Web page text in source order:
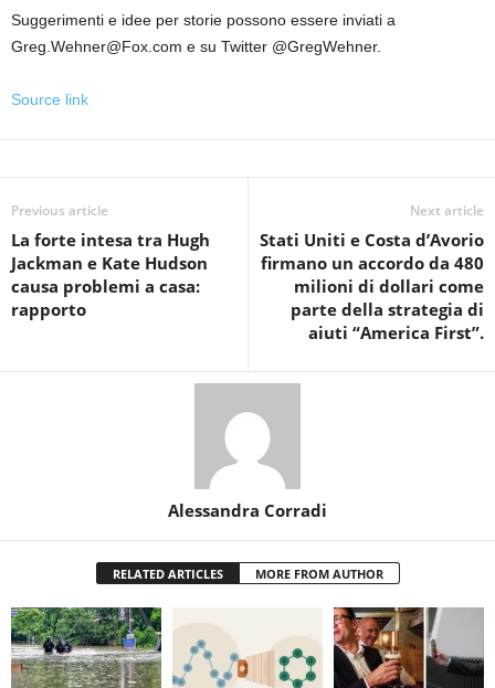
Suggerimenti e idee per storie possono essere inviati a
Greg.Wehner@Fox.com e su Twitter @GregWehner.
Source link
Previous article
La forte intesa tra Hugh
Jackman e Kate Hudson
causa problemi a casa:
rapporto
Next article
Stati Uniti e Costa d’Avorio
firmano un accordo da 480
milioni di dollari come
parte della strategia di
aiuti “America First”.
Alessandra Corradi
RELATED ARTICLES MORE FROM AUTHOR